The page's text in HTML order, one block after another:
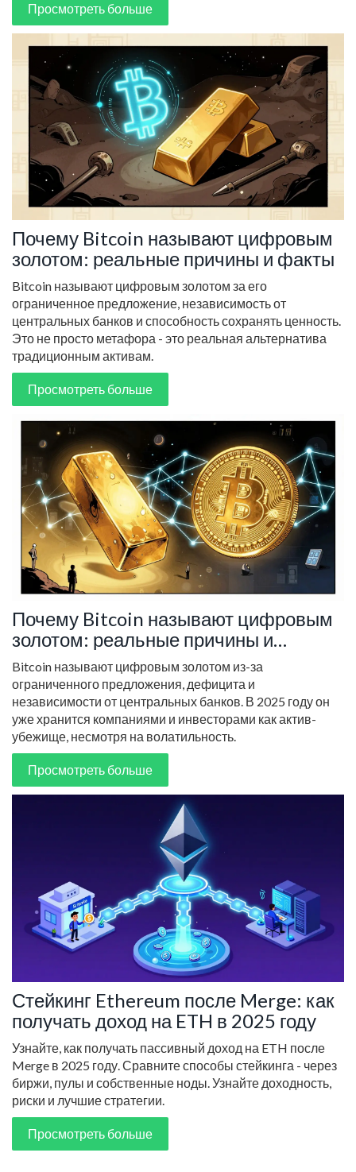
Просмотреть больше
Почему Bitcoin называют цифровым
золотом: реальные причины и факты
Bitcoin называют цифровым золотом за его
ограниченное предложение, независимость от
центральных банков и способность сохранять ценность.
Это не просто метафора - это реальная альтернатива
традиционным активам.
Просмотреть больше
Почему Bitcoin называют цифровым
золотом: реальные причины и
текущие реалии 2025 года
Bitcoin называют цифровым золотом из-за
ограниченного предложения, дефицита и
независимости от центральных банков. В 2025 году он
уже хранится компаниями и инвесторами как актив-
убежище, несмотря на волатильность.
Просмотреть больше
Стейкинг Ethereum после Merge: как
получать доход на ETH в 2025 году
Узнайте, как получать пассивный доход на ETH после
Merge в 2025 году. Сравните способы стейкинга - через
биржи, пулы и собственные ноды. Узнайте доходность,
риски и лучшие стратегии.
Просмотреть больше